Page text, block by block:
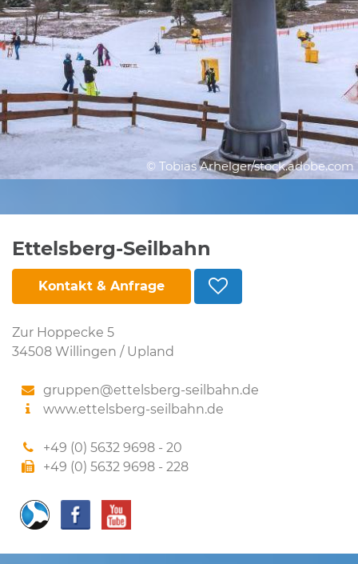
© Tobias Arhelger/stock.adobe.com
Ettelsberg-Seilbahn
Kontakt & Anfrage
Zur Hoppecke 5
34508 Willingen / Upland
gruppen@ettelsberg-seilbahn.de
www.ettelsberg-seilbahn.de
+49 (0) 5632 9698 - 20
+49 (0) 5632 9698 - 228